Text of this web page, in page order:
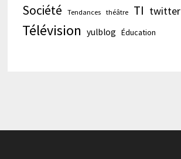
Société Tendances théâtre TI twitter
Télévision yulblog Éducation